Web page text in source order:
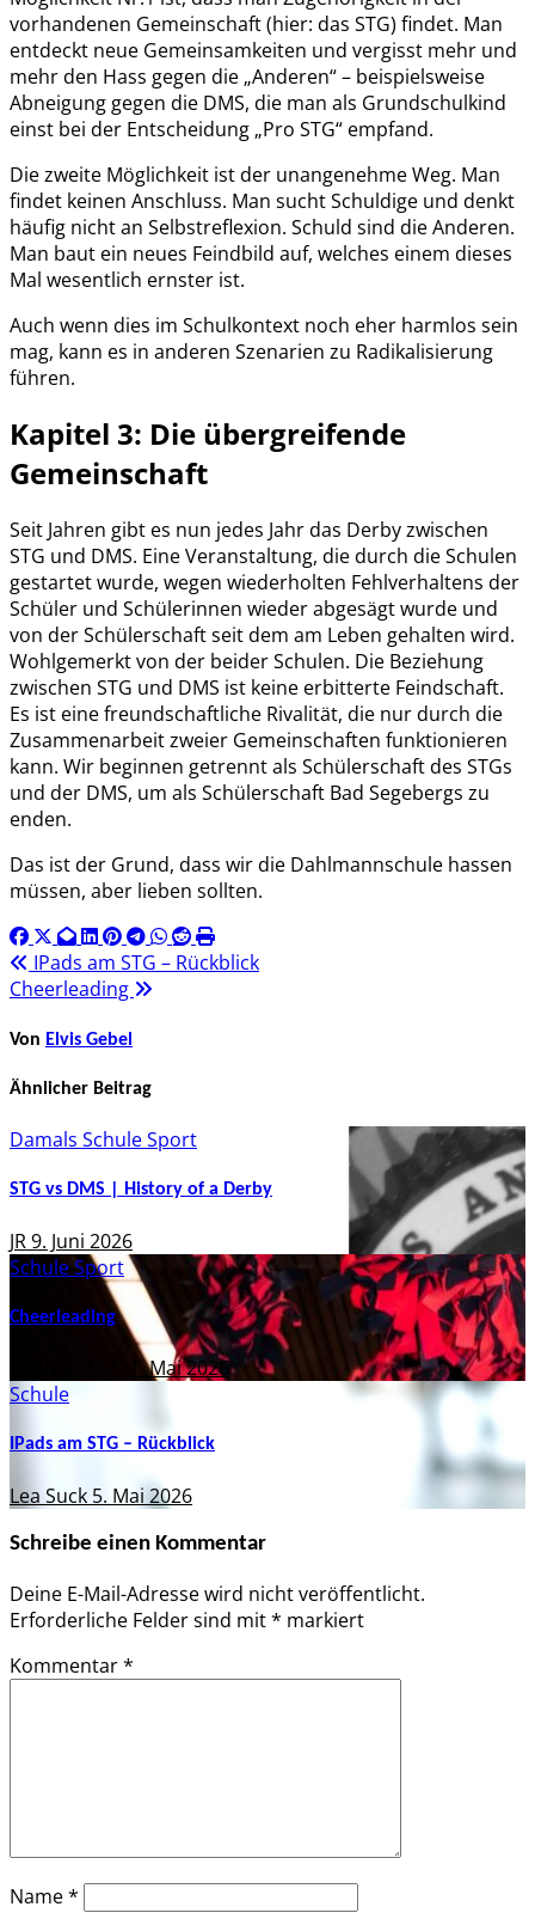
vorhandenen Gemeinschaft (hier: das STG) findet. Man
entdeckt neue Gemeinsamkeiten und vergisst mehr und
mehr den Hass gegen die „Anderen“ – beispielsweise
Abneigung gegen die DMS, die man als Grundschulkind
einst bei der Entscheidung „Pro STG“ empfand.
Die zweite Möglichkeit ist der unangenehme Weg. Man
findet keinen Anschluss. Man sucht Schuldige und denkt
häufig nicht an Selbstreflexion. Schuld sind die Anderen.
Man baut ein neues Feindbild auf, welches einem dieses
Mal wesentlich ernster ist.
Auch wenn dies im Schulkontext noch eher harmlos sein
mag, kann es in anderen Szenarien zu Radikalisierung
führen.
Kapitel 3: Die übergreifende
Gemeinschaft
Seit Jahren gibt es nun jedes Jahr das Derby zwischen
STG und DMS. Eine Veranstaltung, die durch die Schulen
gestartet wurde, wegen wiederholten Fehlverhaltens der
Schüler und Schülerinnen wieder abgesägt wurde und
von der Schülerschaft seit dem am Leben gehalten wird.
Wohlgemerkt von der beider Schulen. Die Beziehung
zwischen STG und DMS ist keine erbitterte Feindschaft.
Es ist eine freundschaftliche Rivalität, die nur durch die
Zusammenarbeit zweier Gemeinschaften funktionieren
kann. Wir beginnen getrennt als Schülerschaft des STGs
und der DMS, um als Schülerschaft Bad Segebergs zu
enden.
Das ist der Grund, dass wir die Dahlmannschule hassen
müssen, aber lieben sollten.
Beitragsnavigation
IPads am STG – Rückblick
Cheerleading
Von Elvis Gebel
Ähnlicher Beitrag
Damals SchuleSport
STG vs DMS | History of a Derby
JR9. Juni 2026
SchuleSport
Cheerleading
21. Mai 2026
Schule
IPads am STG – Rückblick
Lea Suck 5. Mai 2026
Schreibe einen Kommentar
Deine E-Mail-Adresse wird nicht veröffentlicht.
Erforderliche Felder sind mit* markiert
Kommentar*
Name*